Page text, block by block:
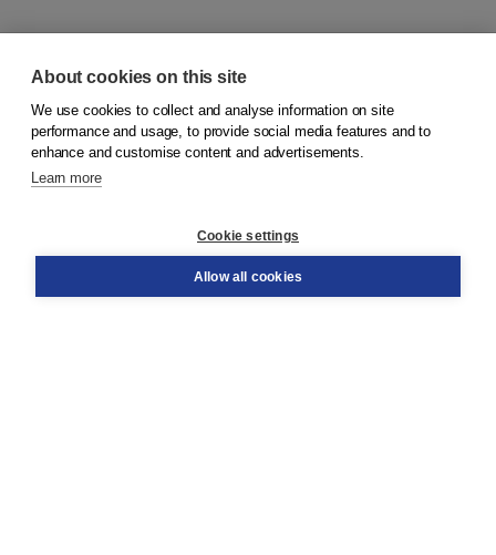
© 2026Koninklijke Boom uitgevers
Order
About cookies on this site
We use cookies to collect and analyse information on site
performance and usage, to provide social media features and to
enhance and customise content and advertisements.
Learn more
Cookie settings
Allow all cookies